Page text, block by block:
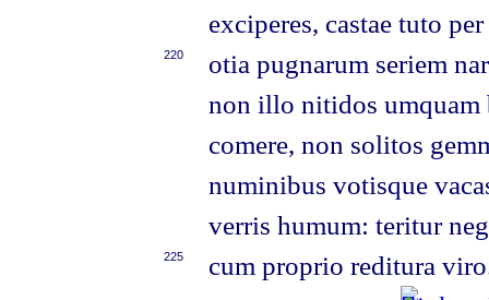
exciperes, castae tuto
220
otia pugnarum seriem
non illo nitidos umquam
comere, non solitos
numinibus votisque
verris humum: teritur
225 cum proprio reditura